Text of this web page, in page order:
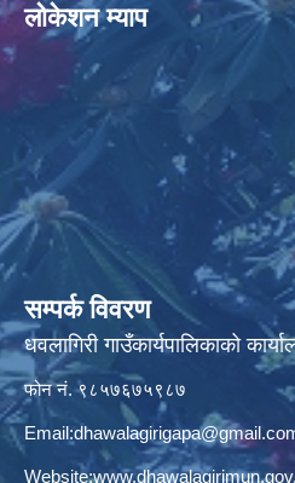
लोकेशन म्याप
सम्पर्क विवरण
धवलागिरी गाउँकार्यपालिकाको
फोन नं. ९८५७६७५९८७
Email:
Website: